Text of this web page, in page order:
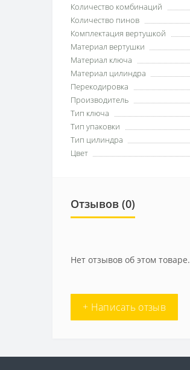
Количество комбинаций
Количество пинов
Комплектация вертушкой
Материал вертушки
Материал ключа
Материал цилиндра
Перекодировка
Производитель
Тип ключа
Тип упаковки
Тип цилиндра
Цвет
Отзывов (0)
Нет отзывов об этом товаре.
+ Написать отзыв